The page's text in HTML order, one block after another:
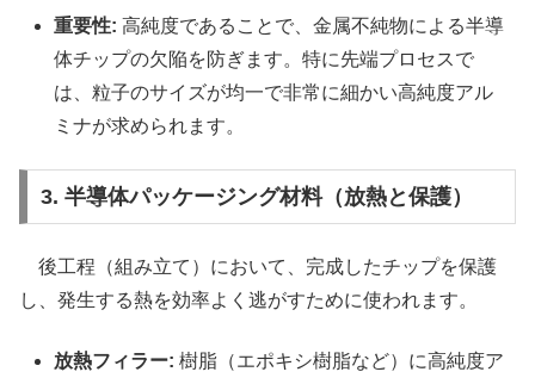
重要性: 高純度であることで、金属不純物による半導
体チップの欠陥を防ぎます。特に先端プロセスで
は、粒子のサイズが均一で非常に細かい高純度アル
ミナが求められます。
3. 半導体パッケージング材料（放熱と保護）
後工程（組み立て）において、完成したチップを保護
し、発生する熱を効率よく逃がすために使われます。
放熱フィラー: 樹脂（エポキシ樹脂など）に高純度ア